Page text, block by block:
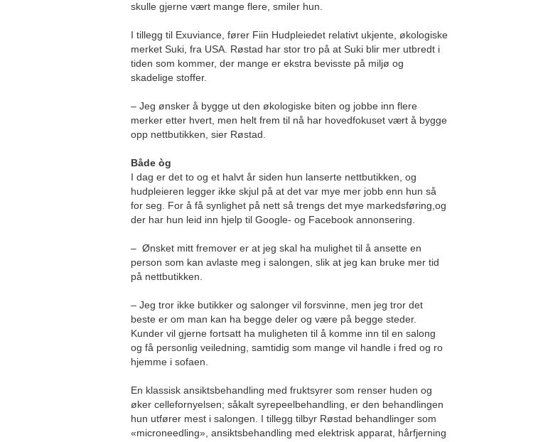
skulle gjerne vært mange flere, smiler hun.
I tillegg til Exuviance, fører Fiin Hudpleiedet relativt ukjente, økologiske
merket Suki, fra USA. Røstad har stor tro på at Suki blir mer utbredt i
tiden som kommer, der mange er ekstra bevisste på miljø og
skadelige stoffer.
– Jeg ønsker å bygge ut den økologiske biten og jobbe inn flere
merker etter hvert, men helt frem til nå har hovedfokuset vært å bygge
opp nettbutikken, sier Røstad.
Både òg
I dag er det to og et halvt år siden hun lanserte nettbutikken, og
hudpleieren legger ikke skjul på at det var mye mer jobb enn hun så
for seg. For å få synlighet på nett så trengs det mye markedsføring,og
der har hun leid inn hjelp til Google- og Facebook annonsering.
– Ønsket mitt fremover er at jeg skal ha mulighet til å ansette en
person som kan avlaste meg i salongen, slik at jeg kan bruke mer tid
på nettbutikken.
– Jeg tror ikke butikker og salonger vil forsvinne, men jeg tror det
beste er om man kan ha begge deler og være på begge steder.
Kunder vil gjerne fortsatt ha muligheten til å komme inn til en salong
og få personlig veiledning, samtidig som mange vil handle i fred og ro
hjemme i sofaen.
En klassisk ansiktsbehandling med fruktsyrer som renser huden og
øker cellefornyelsen; såkalt syrepeelbehandling, er den behandlingen
hun utfører mest i salongen. I tillegg tilbyr Røstad behandlinger som
«microneedling», ansiktsbehandling med elektrisk apparat, hårfjerning